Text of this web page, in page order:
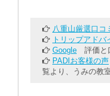
八重山厳選口コ
トリップアドバ
Google 評価と
PADIお客様の声
覧より、うみの教